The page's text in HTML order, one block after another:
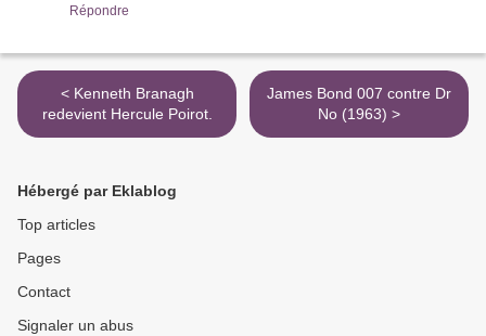
Répondre
< Kenneth Branagh
redevient Hercule Poirot.
James Bond 007 contre Dr
No (1963) >
Hébergé par Eklablog
Top articles
Pages
Contact
Signaler un abus